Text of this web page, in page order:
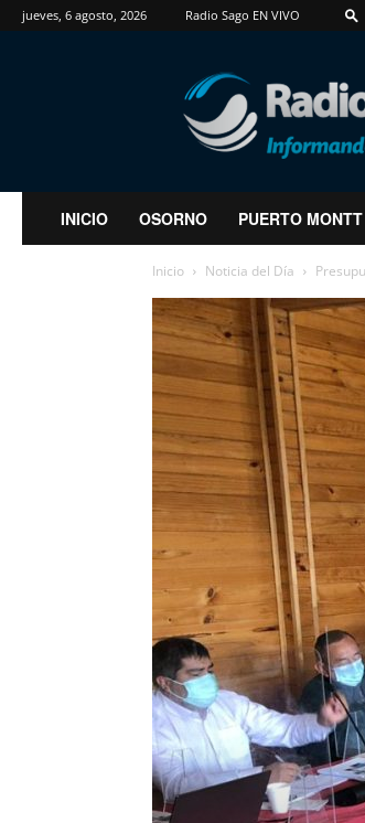
jueves, 6 agosto, 2026 Radio Sago EN VIVO
RadioSago
INICIO OSORNO PUERTO MONTT
Inicio Noticia del Día